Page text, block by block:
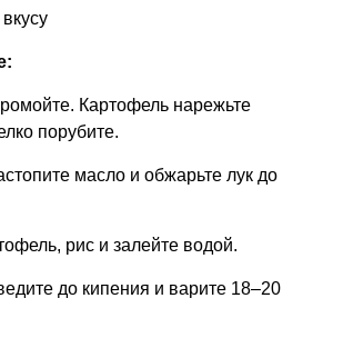
Картофель нарежьте
порубите.
масло и обжарьте лук до
рис и залейте водой.
до кипения и варите 18–20